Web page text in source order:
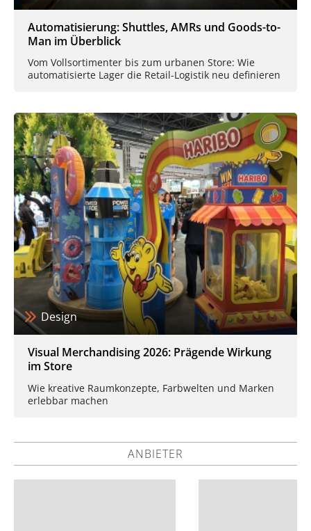
Automatisierung: Shuttles, AMRs und Goods-to-
Man im Überblick
Vom Vollsortimenter bis zum urbanen Store: Wie
automatisierte Lager die Retail-Logistik neu definieren
Design
Visual Merchandising 2026: Prägende Wirkung
im Store
Wie kreative Raumkonzepte, Farbwelten und Marken
erlebbar machen
ANBIETER